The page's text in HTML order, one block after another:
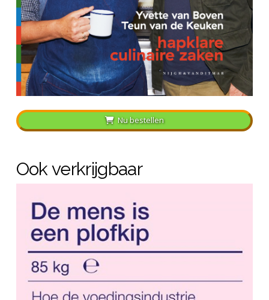
Nu bestellen
Ook verkrijgbaar